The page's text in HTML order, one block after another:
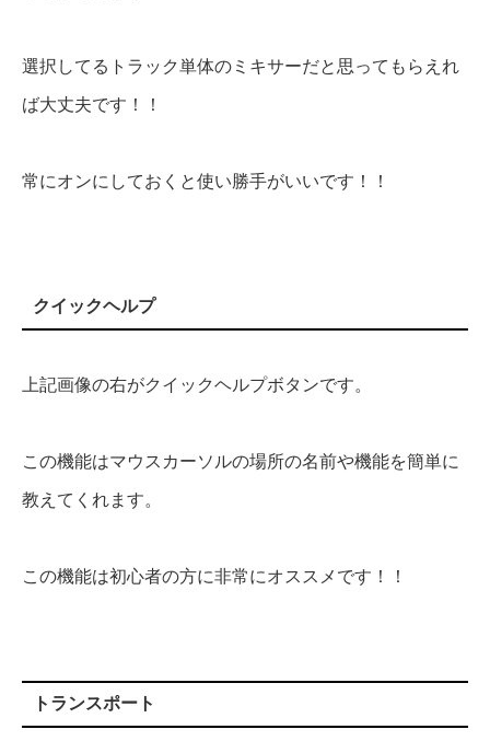
選択してるトラック単体のミキサーだと思ってもらえれ
ば大丈夫です！！
常にオンにしておくと使い勝手がいいです！！
クイックヘルプ
上記画像の右がクイックヘルプボタンです。
この機能はマウスカーソルの場所の名前や機能を簡単に
教えてくれます。
この機能は初心者の方に非常にオススメです！！
トランスポート